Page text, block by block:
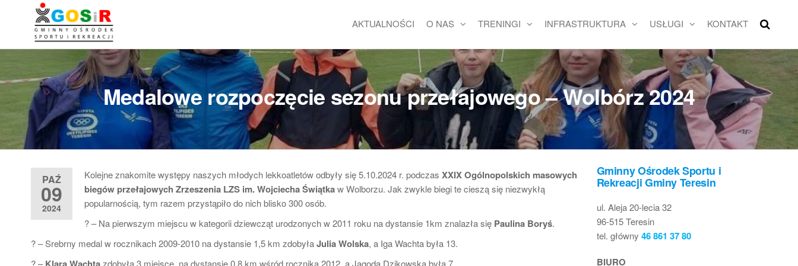
Ośrodek
Sportu i
Rekreacji w
Teresinie ::
Zapasy ::
Łucznictwo ::
Lekkoatletyka
:: Piłka nożna
Sportu i
Rekreacji
w
Teresinie
AKTUALNOŚCI O NAS TRENINGI INFRASTRUKTURA USŁUGI KONTAKT
Medalowe rozpoczęcie sezonu przełajowego – Wolbórz 2024
PAŹ
09
2024
Kolejne znakomite występy naszych młodych lekkoatletów odbyły się 5.10.2024 r. podczas XXIX Ogólnopolskich masowych
biegów przełajowych Zrzeszenia LZS im. Wojciecha Świątkaw Wolborzu. Jak zwykle biegi te cieszą się niezwykłą
popularnością, tym razem przystąpiło do nich blisko 300 osób.
? – Na pierwszym miejscu w kategorii dziewcząt urodzonych w 2011 roku na dystansie 1km znalazła się Paulina Boryś.
? – Srebrny medal w rocznikach 2009-2010 na dystansie 1,5 km zdobyłaJulia Wolska, a Iga Wachta była 13.
? –
zdobyła 3 miejsce, na dystansie 0,8 km wśród rocznika 2012, a Jagoda Dzikowska była 7.
Gminny Ośrodek Sportu i
Rekreacji Gminy Teresin
ul. Aleja 20-lecia 32
96-515 Teresin
tel. główny 46 861 37 80
BIURO